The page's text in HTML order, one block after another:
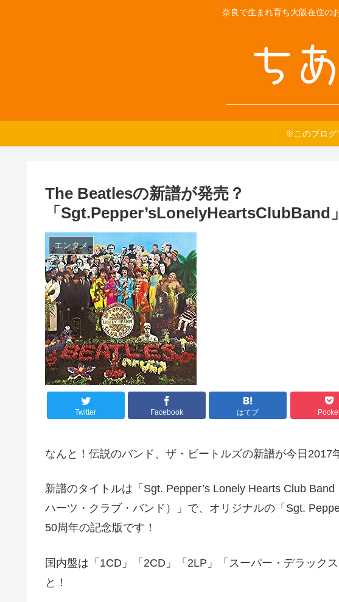
奈良で生まれ育ち大阪在住の
※このブログ
The Beatlesの新譜が発売？
「Sgt.Pepper’sLonelyHeartsClubBand
エンタメ
Twitter Facebook はてブ
なんと！伝説のバンド、ザ・ビートルズの新譜が今日2017
新譜のタイトルは「Sgt. Pepper’s Lonely Hearts Club
ハーツ・クラブ・バンド）」で、オリジナルの「Sgt.
50周年の記念版です！
国内盤は「1CD」「2CD」「2LP」「スーパー・デラック
と！